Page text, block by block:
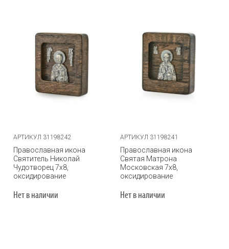
АРТИКУЛ 31198242
Православная икона
Святитель Николай
Чудотворец 7х8,
оксидирование
Нет в наличии
АРТИКУЛ 31198241
Православная икона
Святая Матрона
Московская 7х8,
оксидирование
Нет в наличии